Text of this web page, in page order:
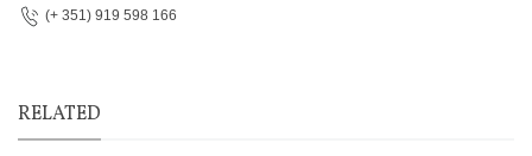
(+ 351) 919 598 166
RELATED